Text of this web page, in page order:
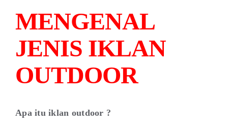
MENGENAL
JENIS IKLAN
OUTDOOR
Apa itu iklan outdoor ?